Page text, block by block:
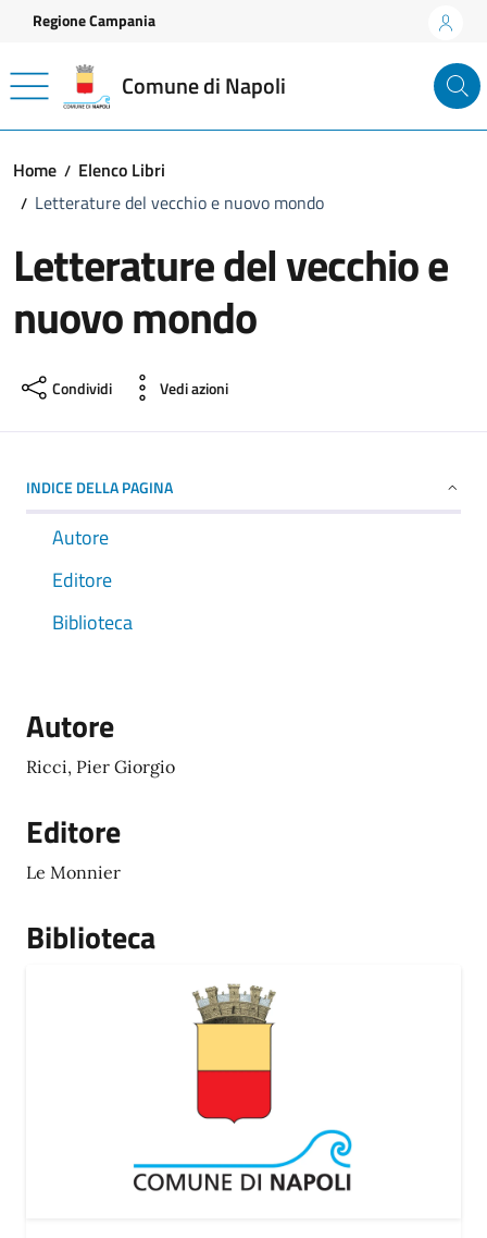
Vai ai contenuti
Vai al footer
Regione Campania
Comune di Napoli
Home
Elenco Libri
Letterature del vecchio e nuovo mondo
Letterature del vecchio e
nuovo mondo
Condividi Vedi azioni
INDICE DELLA PAGINA
Autore
Editore
Biblioteca
Autore
Ricci, Pier Giorgio
Editore
Le Monnier
Biblioteca